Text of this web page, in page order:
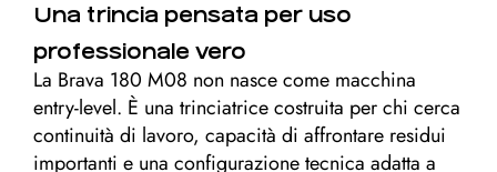
Una trincia pensata per uso
professionale vero
La Brava 180 M08 non nasce come macchina
entry-level. È una trinciatrice costruita per chi cerca
continuità di lavoro, capacità di affrontare residui
importanti e una configurazione tecnica adatta a